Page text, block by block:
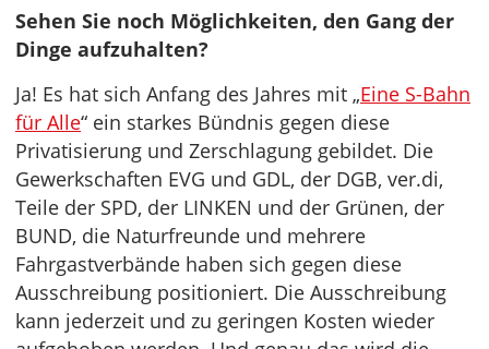
Sehen Sie noch Möglichkeiten, den Gang der
Dinge aufzuhalten?
Ja! Es hat sich Anfang des Jahres mit „Eine S-Bahn
für Alle“ ein starkes Bündnis gegen diese
Privatisierung und Zerschlagung gebildet. Die
Gewerkschaften EVG und GDL, der DGB, ver.di,
Teile der SPD, der LINKEN und der Grünen, der
BUND, die Naturfreunde und mehrere
Fahrgastverbände haben sich gegen diese
Ausschreibung positioniert. Die Ausschreibung
kann jederzeit und zu geringen Kosten wieder